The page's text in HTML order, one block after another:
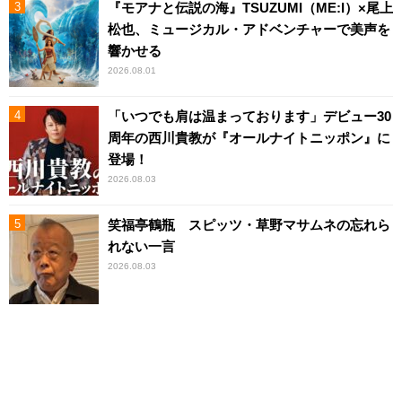
『モアナと伝説の海』TSUZUMI（ME:I）×尾上
松也、ミュージカル・アドベンチャーで美声を
響かせる
2026.08.01
「いつでも肩は温まっております」デビュー30
周年の西川貴教が『オールナイトニッポン』に
登場！
2026.08.03
笑福亭鶴瓶 スピッツ・草野マサムネの忘れら
れない一言
2026.08.03